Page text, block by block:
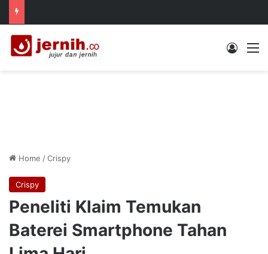
Log In
Home /Crispy
Crispy
Peneliti Klaim Temukan
Baterei Smartphone Tahan